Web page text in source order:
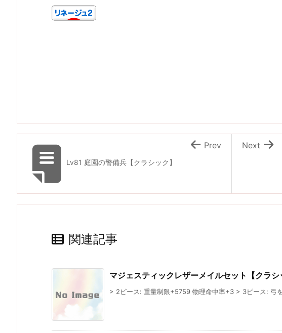
Next
Lv81 庭園の警備兵【クラシック】
Prev
関連記事
マジェスティックレザーメイルセット【クラシ
> 2ピース: 重量制限+5759 物理命中率+3 > 3ピース: 弓